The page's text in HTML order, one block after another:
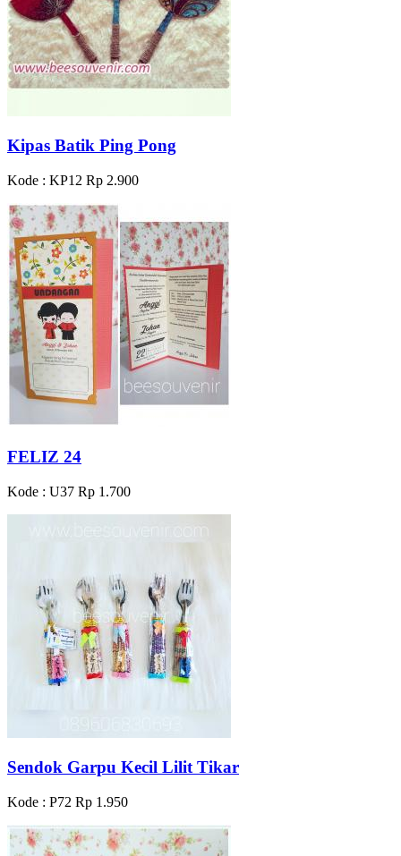
Kipas Batik Ping Pong
Kode : KP12 Rp 2.900
FELIZ 24
Kode : U37 Rp 1.700
Sendok Garpu Kecil Lilit Tikar
Kode : P72 Rp 1.950